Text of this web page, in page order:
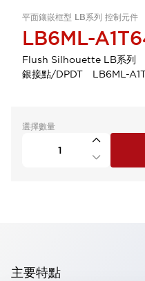
平面鑲嵌框型 LB系列 控制元件
LB6ML-
Flush Silhouette LB系
銀接點/DPDT LB6ML-
選擇數量
主要特點